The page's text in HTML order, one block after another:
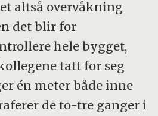
altså overvåkning
det blir for
hele bygget,
tatt for seg
én meter både inne
de to-tre ganger i